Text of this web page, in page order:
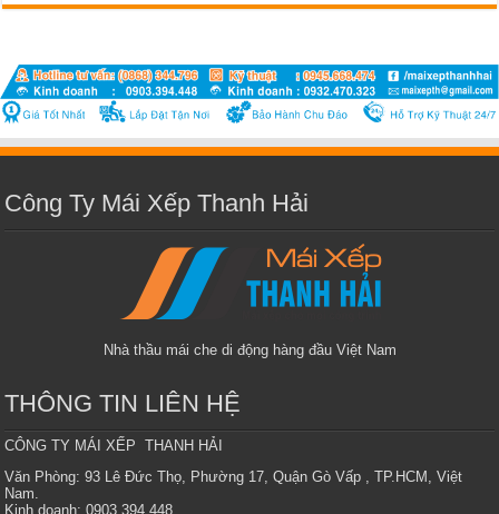
Công Ty Mái Xếp Thanh Hải
Nhà thầu mái che di động hàng đầu Việt Nam
THÔNG TIN LIÊN HỆ
CÔNG TY MÁI XẾP THANH HẢI
Văn Phòng: 93 Lê Đức Thọ, Phường 17, Quận Gò Vấp , TP.HCM, Việt
Nam.
Kinh doanh: 0903 394 448